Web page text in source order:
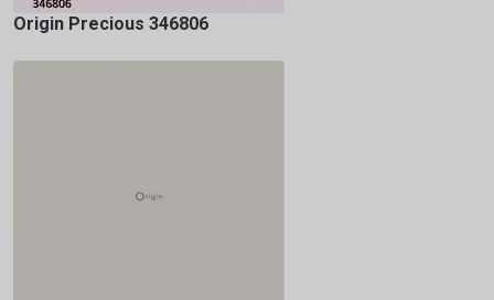
Origin Precious 346806